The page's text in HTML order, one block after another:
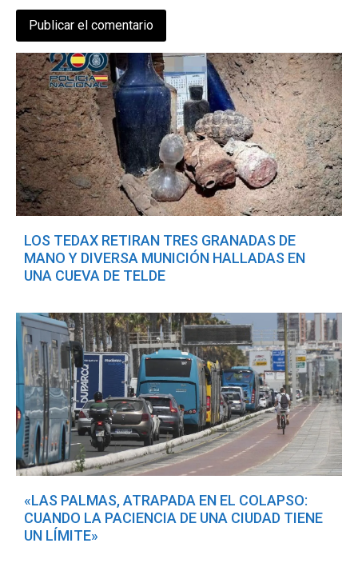
LOS TEDAX RETIRAN TRES GRANADAS DE
MANO Y DIVERSA MUNICIÓN HALLADAS EN
UNA CUEVA DE TELDE
«LAS PALMAS, ATRAPADA EN EL COLAPSO:
CUANDO LA PACIENCIA DE UNA CIUDAD TIENE
UN LÍMITE»